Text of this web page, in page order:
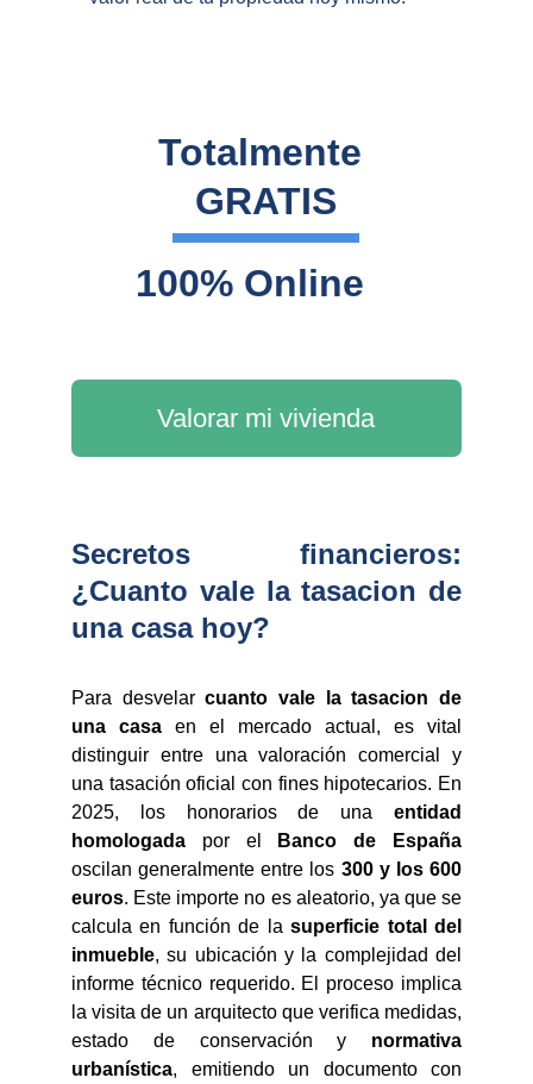
Totalmente
GRATIS
Valorar mi vivienda
100% Online
Secretos financieros:
¿Cuanto vale la tasacion de
una casa hoy?
Para desvelarcuanto vale la tasacion de
una casa en el mercado actual, es vital
distinguir entre una valoración comercial y
una tasación oficial con fines hipotecarios. En
2025, los honorarios de una entidad
homologada por el
Banco de España
oscilan generalmente entre los 300 y los 600
euros. Este importe no es aleatorio, ya que se
calcula en función de lasuperficie total del
inmueble, su ubicación y la complejidad del
informe técnico requerido. El proceso implica
la visita de un arquitecto que verifica medidas,
estado de conservación y normativa
urbanística, emitiendo un documento con